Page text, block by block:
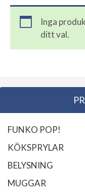
Inga
ditt val.
FUNKO POP!
KÖKSPRYLAR
BELYSNING
MUGGAR